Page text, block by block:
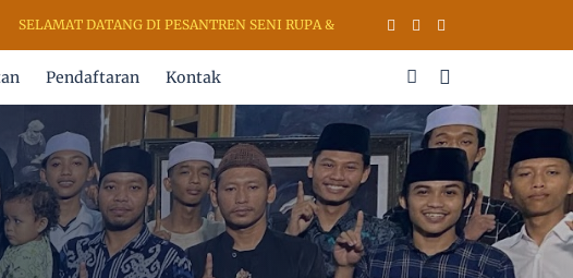
DATANG DI PESANTREN SENI RUPA & KALIGRAFI AL QURAN (PSKQ MODERN)
Pendaftaran Kontak